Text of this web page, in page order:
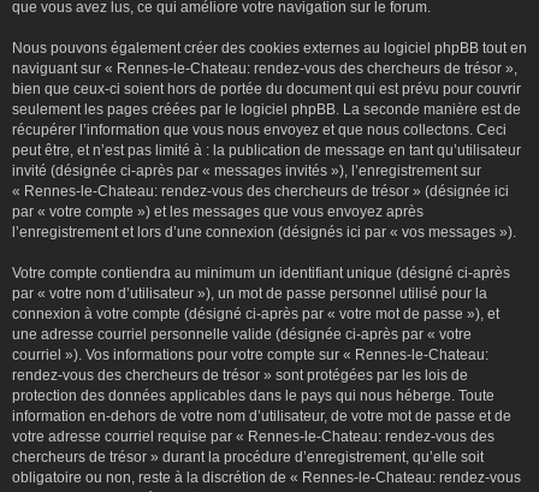
que vous avez lus, ce qui améliore votre navigation sur le forum.
Nous pouvons également créer des cookies externes au logiciel phpBB tout en
naviguant sur « Rennes-le-Chateau: rendez-vous des chercheurs de trésor »,
bien que ceux-ci soient hors de portée du document qui est prévu pour couvrir
seulement les pages créées par le logiciel phpBB. La seconde manière est de
récupérer l’information que vous nous envoyez et que nous collectons. Ceci
peut être, et n’est pas limité à : la publication de message en tant qu’utilisateur
invité (désignée ci-après par « messages invités »), l’enregistrement sur
« Rennes-le-Chateau: rendez-vous des chercheurs de trésor » (désignée ici
par « votre compte ») et les messages que vous envoyez après
l’enregistrement et lors d’une connexion (désignés ici par « vos messages »).
Votre compte contiendra au minimum un identifiant unique (désigné ci-après
par « votre nom d’utilisateur »), un mot de passe personnel utilisé pour la
connexion à votre compte (désigné ci-après par « votre mot de passe »), et
une adresse courriel personnelle valide (désignée ci-après par « votre
courriel »). Vos informations pour votre compte sur « Rennes-le-Chateau:
rendez-vous des chercheurs de trésor » sont protégées par les lois de
protection des données applicables dans le pays qui nous héberge. Toute
information en-dehors de votre nom d’utilisateur, de votre mot de passe et de
votre adresse courriel requise par « Rennes-le-Chateau: rendez-vous des
chercheurs de trésor » durant la procédure d’enregistrement, qu’elle soit
obligatoire ou non, reste à la discrétion de « Rennes-le-Chateau: rendez-vous